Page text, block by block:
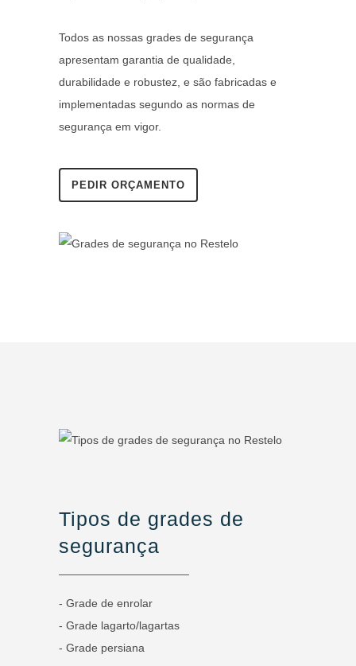
Todos as nossas grades de segurança
apresentam garantia de qualidade,
durabilidade e robustez, e são fabricadas e
implementadas segundo as normas de
segurança em vigor.
PEDIR ORÇAMENTO
Tipos de grades de
segurança
- Grade de enrolar
- Grade lagarto/lagartas
- Grade persiana